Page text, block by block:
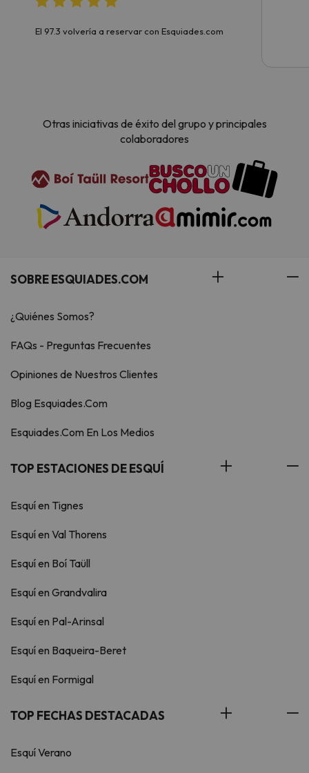
El 97.3 volvería a reservar con Esquiades.com
Otras iniciativas de éxito del grupo y principales
colaboradores
SOBRE ESQUIADES.COM
¿Quiénes Somos?
FAQs - Preguntas Frecuentes
Opiniones de Nuestros Clientes
Blog Esquiades.Com
Esquiades.Com En Los Medios
TOP ESTACIONES DE ESQUÍ
Esquí en Tignes
Esquí en Val Thorens
Esquí en Boí Taüll
Esquí en Grandvalira
Esquí en Pal-Arinsal
Esquí en Baqueira-Beret
Esquí en Formigal
TOP FECHAS DESTACADAS
Esquí Verano